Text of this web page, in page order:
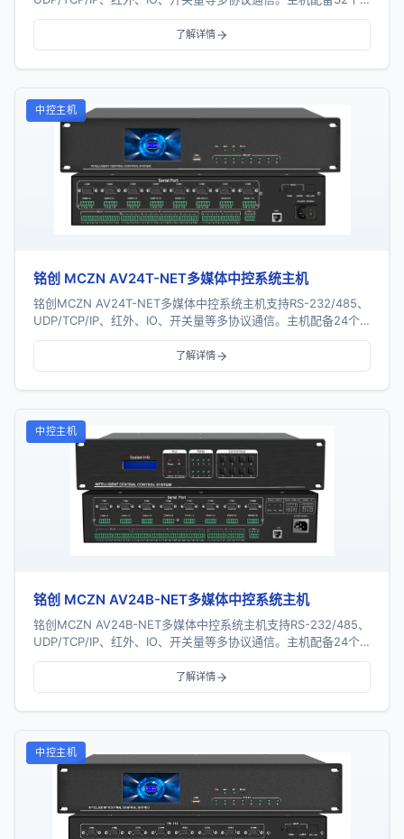
串口、16个红外...
了解详情
中控主机
铭创 MCZN AV24T-NET多媒体中控系统主机
铭创MCZN AV24T-NET多媒体中控系统主机支持RS-232/485、
UDP/TCP/IP、红外、IO、开关量等多协议通信。主机配备24个
串口、16个红外...
了解详情
中控主机
铭创 MCZN AV24B-NET多媒体中控系统主机
铭创MCZN AV24B-NET多媒体中控系统主机支持RS-232/485、
UDP/TCP/IP、红外、IO、开关量等多协议通信。主机配备24个
串口、16个红外...
了解详情
中控主机